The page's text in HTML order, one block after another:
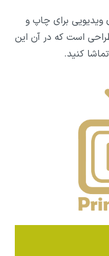
ویدیویی برای چاپ و
است که در آن این
کنید.